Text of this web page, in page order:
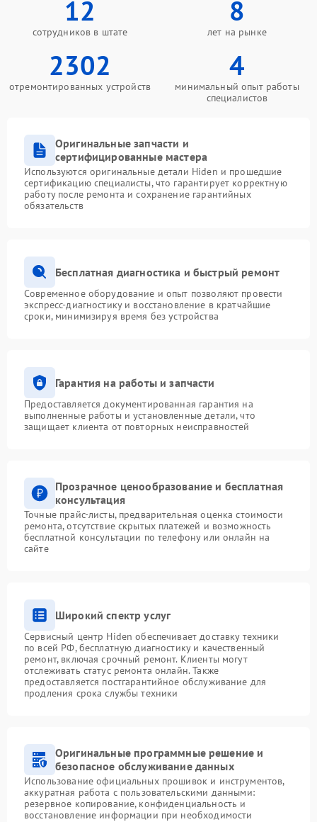
12
сотрудников в штате
8
лет на рынке
2302
отремонтированных устройств
4
минимальный опыт работы
специалистов
Оригинальные запчасти и
сертифицированные мастера
Используются оригинальные детали Hiden и прошедшие
сертификацию специалисты, что гарантирует корректную
работу после ремонта и сохранение гарантийных
обязательств
Бесплатная диагностика и быстрый ремонт
Современное оборудование и опыт позволяют провести
экспресс-диагностику и восстановление в кратчайшие
сроки, минимизируя время без устройства
Гарантия на работы и запчасти
Предоставляется документированная гарантия на
выполненные работы и установленные детали, что
защищает клиента от повторных неисправностей
Прозрачное ценообразование и бесплатная
консультация
Точные прайс-листы, предварительная оценка стоимости
ремонта, отсутствие скрытых платежей и возможность
бесплатной консультации по телефону или онлайн на
сайте
Широкий спектр услуг
Сервисный центр Hiden обеспечивает доставку техники
по всей РФ, бесплатную диагностику и качественный
ремонт, включая срочный ремонт. Клиенты могут
отслеживать статус ремонта онлайн. Также
предоставляется постгарантийное обслуживание для
продления срока службы техники
Оригинальные программные решение и
безопасное обслуживание данных
Использование официальных прошивок и инструментов,
аккуратная работа с пользовательскими данными:
резервное копирование, конфиденциальность и
восстановление информации при необходимости